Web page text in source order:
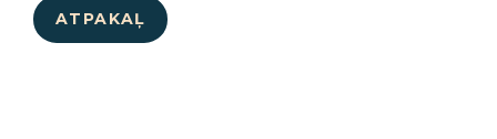
ATPAKAĻ